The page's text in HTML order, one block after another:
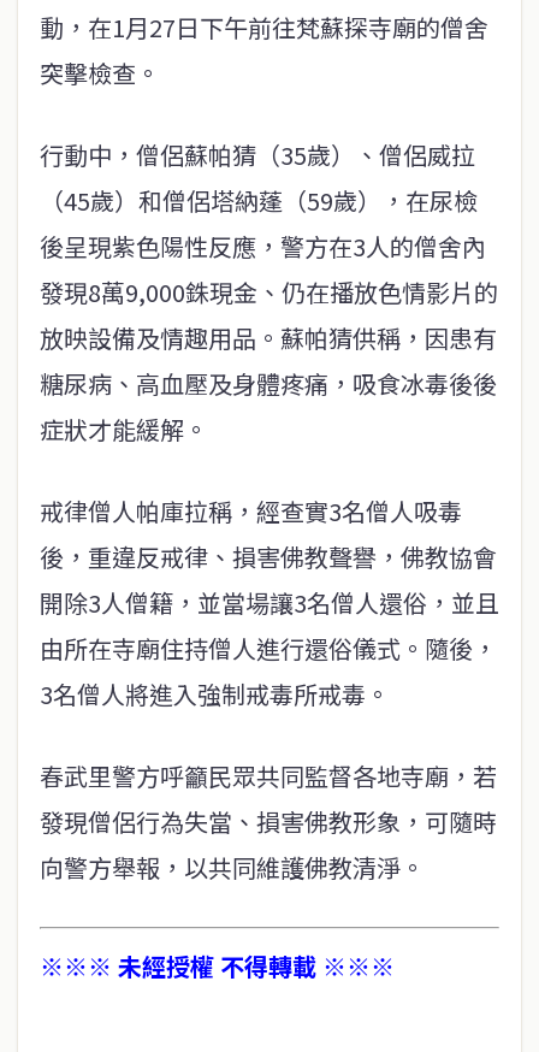
動，在1月27日下午前往梵蘇探寺廟的僧舍
突擊檢查。
行動中，僧侶蘇帕猜（35歲）、僧侶威拉
（45歲）和僧侶塔納蓬（59歲），在尿檢
後呈現紫色陽性反應，警方在3人的僧舍內
發現8萬9,000銖現金、仍在播放色情影片的
放映設備及情趣用品。蘇帕猜供稱，因患有
糖尿病、高血壓及身體疼痛，吸食冰毒後後
症狀才能緩解。
戒律僧人帕庫拉稱，經查實3名僧人吸毒
後，重違反戒律、損害佛教聲譽，佛教協會
開除3人僧籍，並當場讓3名僧人還俗，並且
由所在寺廟住持僧人進行還俗儀式。隨後，
3名僧人將進入強制戒毒所戒毒。
春武里警方呼籲民眾共同監督各地寺廟，若
發現僧侶行為失當、損害佛教形象，可隨時
向警方舉報，以共同維護佛教清淨。
※※※ 未經授權 不得轉載 ※※※